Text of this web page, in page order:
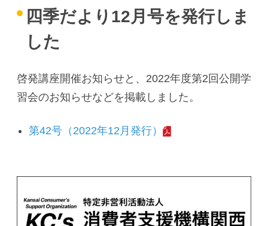
四季だより12月号を発行しま
した
啓発講座開催お知らせと、2022年度第2回公開学
習会のお知らせなどを掲載しました。
第42号（2022年12月発行）